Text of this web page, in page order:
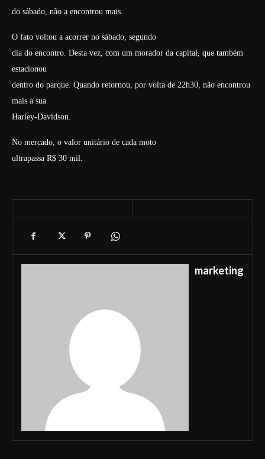
do sábado, não a encontrou mais.
O fato voltou a acorrer no sábado, segundo
dia do encontro. Desta vez, com um morador da capital, que também
estacionou
dentro do parque. Quando retornou, por volta de 22h30, não encontrou
mais a sua
Harley-Davidson.
No mercado, o valor unitário de cada moto
ultrapassa R$ 30 mil.
marketing